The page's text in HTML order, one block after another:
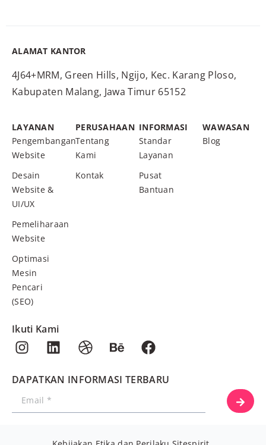
ALAMAT KANTOR
4J64+MRM, Green Hills, Ngijo, Kec. Karang Ploso,
Kabupaten Malang, Jawa Timur 65152
LAYANAN
Pengembangan
Website
Desain
Website &
UI/UX
Pemeliharaan
Website
Optimasi
Mesin
Pencari
(SEO)
PERUSAHAAN
Tentang
Kami
Kontak
INFORMASI
Standar
Layanan
Pusat
Bantuan
WAWASAN
Blog
Ikuti Kami
DAPATKAN INFORMASI TERBARU